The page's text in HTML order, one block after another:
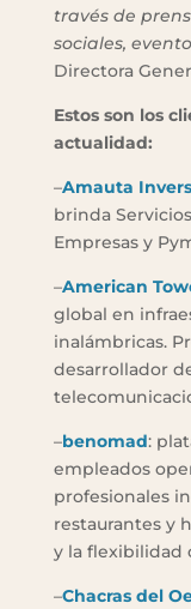
través de
sociales,
Directora
Estos son los
actualidad:
–Amauta
brinda
Empresas y
–American
global en
inalámbricas.
desarrollador
–benomad:
empleados
profesionales
restaurantes y
y la flexibilidad
–Chacras del